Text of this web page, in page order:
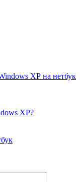
ХР на нетбук
XP?